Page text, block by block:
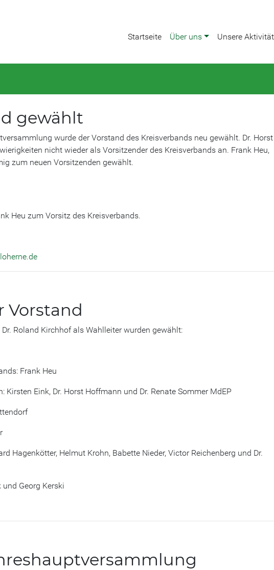
Startseite Über uns Unsere
gewählt
wurde der Vorstand des Kreisverbands neu gewählt. Dr. Horst
nicht wieder als Vorsitzender des Kreisverbands an. Frank Heu,
zum neuen Vorsitzenden gewählt.
Heu zum Vorsitz des Kreisverbands.
Vorstand
Roland Kirchhof als Wahlleiter wurden gewählt:
Frank Heu
Kirsten Eink, Dr. Horst Hoffmann und Dr. Renate Sommer MdEP
Hagenkötter, Helmut Krohn, Babette Nieder, Victor Reichenberg und Dr.
Georg Kerski